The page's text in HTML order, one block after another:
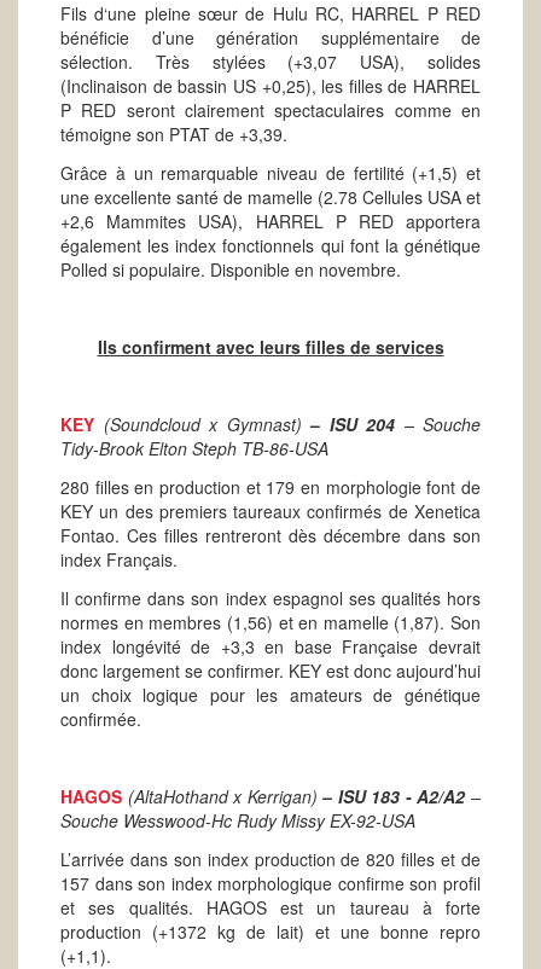
Fils d‘une pleine sœur de Hulu RC, HARREL P RED
bénéficie d’une génération supplémentaire de
sélection. Très stylées (+3,07 USA), solides
(Inclinaison de bassin US +0,25), les filles de HARREL
P RED seront clairement spectaculaires comme en
témoigne son PTAT de +3,39.
Grâce à un remarquable niveau de fertilité (+1,5) et
une excellente santé de mamelle (2.78 Cellules USA et
+2,6 Mammites USA), HARREL P RED apportera
également les index fonctionnels qui font la génétique
Polled si populaire. Disponible en novembre.
Ils confirment avec leurs filles de services
KEY (Soundcloud x Gymnast) – ISU 204 – Souche
Tidy-Brook Elton Steph TB-86-USA
280 filles en production et 179 en morphologie font de
KEY un des premiers taureaux confirmés de Xenetica
Fontao. Ces filles rentreront dès décembre dans son
index Français.
Il confirme dans son index espagnol ses qualités hors
normes en membres (1,56) et en mamelle (1,87). Son
index longévité de +3,3 en base Française devrait
donc largement se confirmer. KEY est donc aujourd’hui
un choix logique pour les amateurs de génétique
confirmée.
HAGOS (AltaHothand x Kerrigan) – ISU 183 - A2/A2–
Souche Wesswood-Hc Rudy Missy EX-92-USA
L’arrivée dans son index production de 820 filles et de
157 dans son index morphologique confirme son profil
et ses qualités. HAGOS est un taureau à forte
production (+1372 kg de lait) et une bonne repro
(+1,1).